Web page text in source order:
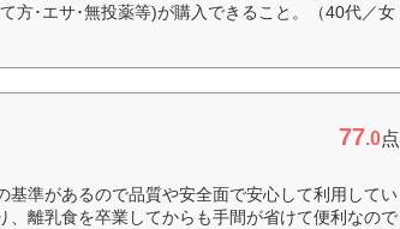
方･エサ･無投薬等)が購入できること。（40代／女
77.0点
準があるので品質や安全面で安心して利用してい
、離乳食を卒業してからも手間が省けて便利なので